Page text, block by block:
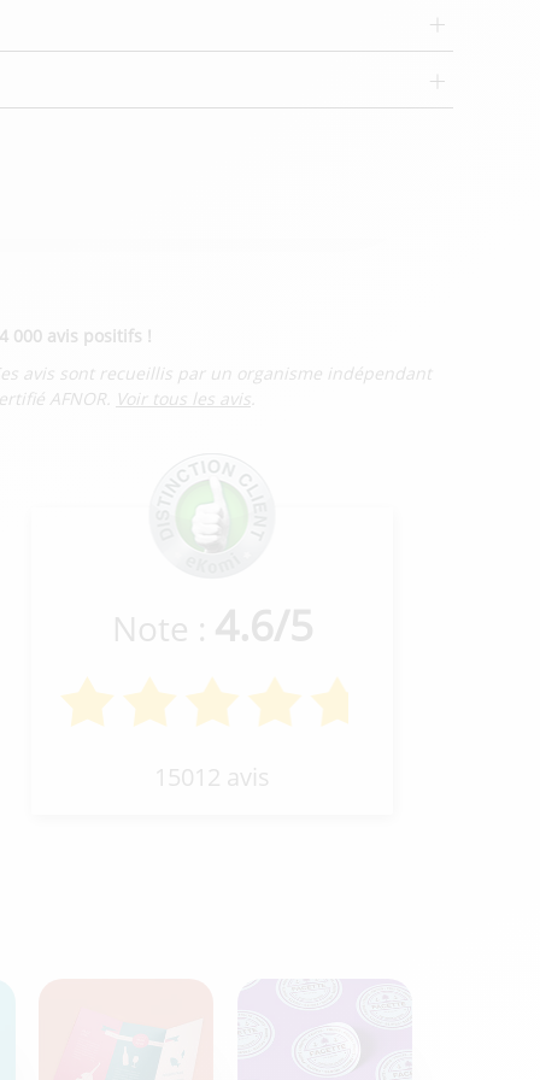
000 avis positifs !
avis sont recueillis par un organisme indépendant
AFNOR. Voir tous les avis
Note : 4.6/5
15012 avis